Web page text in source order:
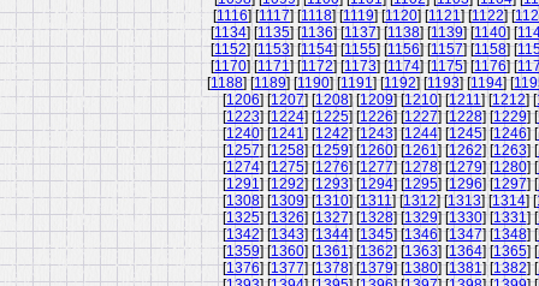
[1116] [1117] [1118] [1119] [1120] [1121] [1122] [
[1134] [1135] [1136] [1137] [1138] [1139] [1140] [
[1152] [1153] [1154] [1155] [1156] [1157] [1158] [
[1170] [1171] [1172] [1173] [1174] [1175] [1176] [
[1188] [1189] [1190] [1191] [1192] [1193] [1194] [
[1206] [1207] [1208] [1209] [1210] [1211] [1212] [
[1223] [1224] [1225] [1226] [1227] [1228] [1229] [
[1240] [1241] [1242] [1243] [1244] [1245] [1246] [
[1257] [1258] [1259] [1260] [1261] [1262] [1263] [
[1274] [1275] [1276] [1277] [1278] [1279] [1280] [
[1291] [1292] [1293] [1294] [1295] [1296] [1297] [
[1308] [1309] [1310] [1311] [1312] [1313] [1314] [
[1325] [1326] [1327] [1328] [1329] [1330] [1331] [
[1342] [1343] [1344] [1345] [1346] [1347] [1348] [
[1359] [1360] [1361] [1362] [1363] [1364] [1365] [
[1376] [1377] [1378] [1379] [1380] [1381] [1382] [